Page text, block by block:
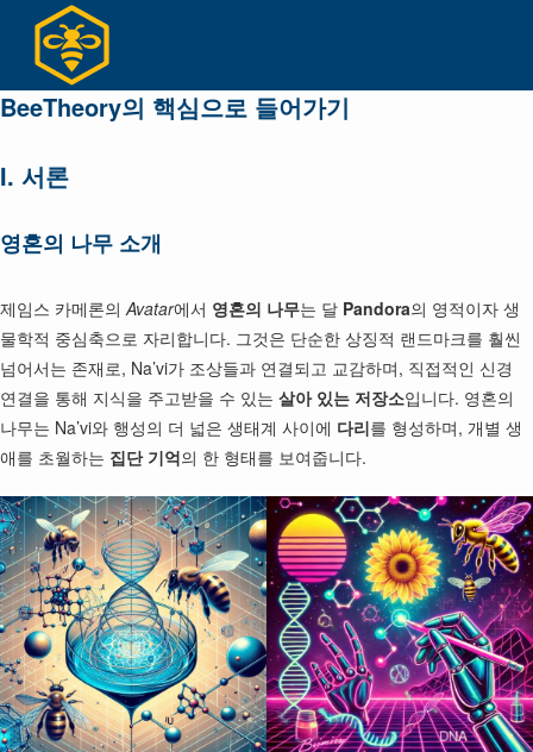
content
BeeTheory의 핵심으로 들어가기
I. 서론
영혼의 나무 소개
제임스 카메론의Avatar에서 영혼의 나무는 달 Pandora의 영적이자 생
물학적 중심축으로 자리합니다. 그것은 단순한 상징적 랜드마크를 훨씬
넘어서는 존재로, Na’vi가 조상들과 연결되고 교감하며, 직접적인 신경
연결을 통해 지식을 주고받을 수 있는 살아 있는 저장소입니다. 영혼의
나무는 Na’vi와 행성의 더 넓은 생태계 사이에 다리를 형성하며, 개별 생
애를 초월하는 집단 기억의 한 형태를 보여줍니다.